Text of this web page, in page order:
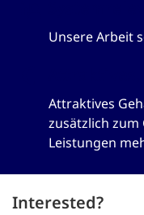
Unsere Arbeit
Attraktives
zusätzlich
Leistungen
Interested?